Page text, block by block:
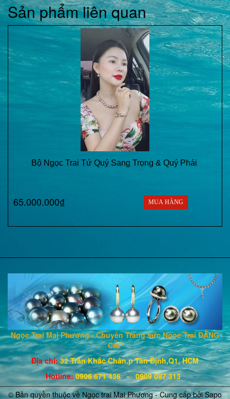
Sản phẩm liên quan
Bộ Ngọc Trai Tứ Quý Sang Trọng & Quý Phái
65.000.000₫ MUA HÀNG
Ngọc Trai Mai Phương - Chuyên Trang sức Ngọc Trai ĐẲNG
CẤP
Địa chỉ: 32 Trần Khắc Chân,p Tân Định,Q1, HCM
Hotline: 0906 671436- 0909 087 313
© Bản quyền thuộc về Ngọc trai Mai Phương - Cung cấp bởiSapo